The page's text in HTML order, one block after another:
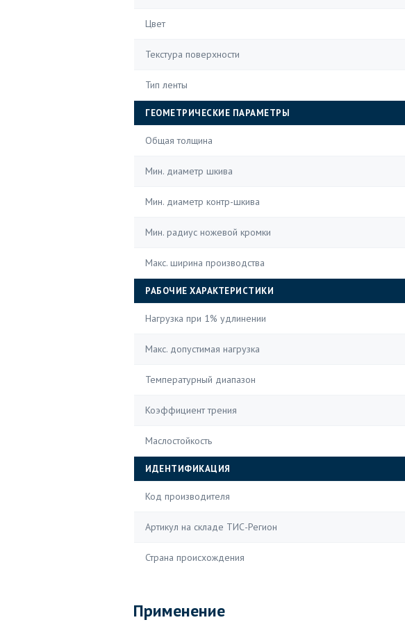
Цвет
Текстура поверхности
Тип ленты
ГЕОМЕТРИЧЕСКИЕ ПАРАМЕТРЫ
Общая толщина
Мин. диаметр шкива
Мин. диаметр контр-шкива
Мин. радиус ножевой кромки
Макс. ширина производства
РАБОЧИЕ ХАРАКТЕРИСТИКИ
Нагрузка при 1% удлинении
Макс. допустимая нагрузка
Температурный диапазон
Коэффициент трения
Маслостойкость
ИДЕНТИФИКАЦИЯ
Код производителя
Артикул на складе ТИС-Регион
Страна происхождения
Применение